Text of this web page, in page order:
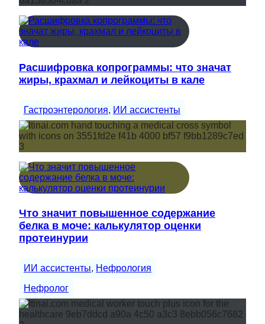
Расшифровка копрограммы: что значат
жиры, крахмал и лейкоциты в кале
Гастроэнтерология, ИИ ассистенты
Что значит повышенное содержание
белка в моче: калькулятор оценки
протеинурии
ИИ ассистенты, Нефрология
Нефролог